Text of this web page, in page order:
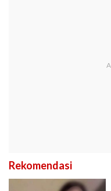
Rekomendasi